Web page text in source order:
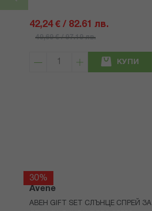
42,24 € / 82.61 лв.
49,69 € / 97.19 лв.
КУПИ
30%
Avene
АВЕН GIFT SET СЛЪНЦЕ СПРЕЙ ЗА